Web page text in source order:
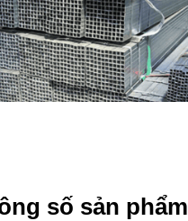
số sản phẩm